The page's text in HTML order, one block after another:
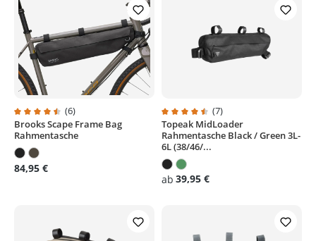
Durchschnittliche Bewertung von 4.6 von 5 Sternen
(6)
Brooks Scape Frame Bag
Rahmentasche
84,95 €
Durchschnittliche Bewertung
(7)
Topeak MidLoader
Rahmentasche Black / Green 3L-
6L (38/46/...
ab 39,95 €